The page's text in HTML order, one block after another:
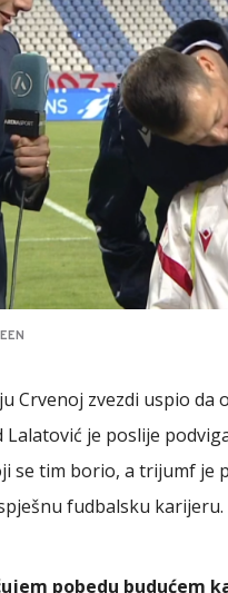
Crvenoj zvezdi uspio da
je poslije
se tim borio, a trijumf je
fudbalsku karijeru.
pobedu budućem